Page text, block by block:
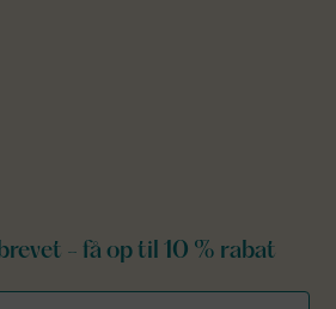
- få op til 10 % rabat